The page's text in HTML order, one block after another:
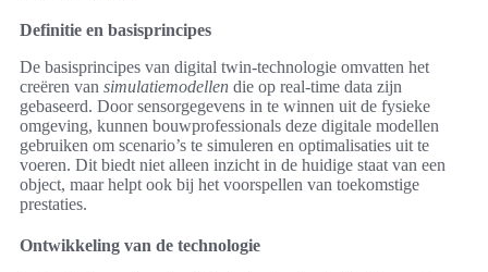
Definitie en basisprincipes
De basisprincipes van digital twin-technologie omvatten het
creëren van simulatiemodellen die op real-time data zijn
gebaseerd. Door sensorgegevens in te winnen uit de fysieke
omgeving, kunnen bouwprofessionals deze digitale modellen
gebruiken om scenario’s te simuleren en optimalisaties uit te
voeren. Dit biedt niet alleen inzicht in de huidige staat van een
object, maar helpt ook bij het voorspellen van toekomstige
prestaties.
Ontwikkeling van de technologie